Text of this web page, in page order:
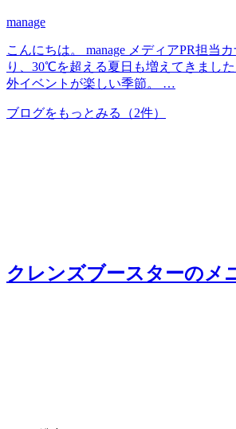
manage
こんにちは。 manage メディアPR担当
り、30℃を超える夏日も増えてきまし
外イベントが楽しい季節。 …
ブログをもっとみる （2件）
クレンズブースターのメ